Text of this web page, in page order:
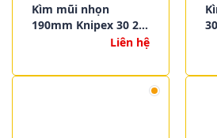
Kìm mũi nhọn
190mm Knipex 30 25
Liên hệ